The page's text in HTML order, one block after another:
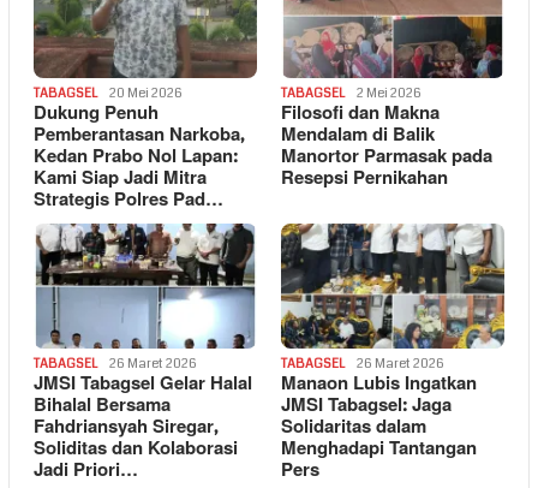
TABAGSEL 20 Mei 2026
Dukung Penuh
Pemberantasan Narkoba,
Kedan Prabo Nol Lapan:
Kami Siap Jadi Mitra
Strategis Polres Pad…
TABAGSEL 2 Mei 2026
Filosofi dan Makna
Mendalam di Balik
Manortor Parmasak pada
Resepsi Pernikahan
TABAGSEL 26 Maret 2026
JMSI Tabagsel Gelar Halal
Bihalal Bersama
Fahdriansyah Siregar,
Soliditas dan Kolaborasi
Jadi Priori…
TABAGSEL 26 Maret 2026
Manaon Lubis Ingatkan
JMSI Tabagsel: Jaga
Solidaritas dalam
Menghadapi Tantangan
Pers